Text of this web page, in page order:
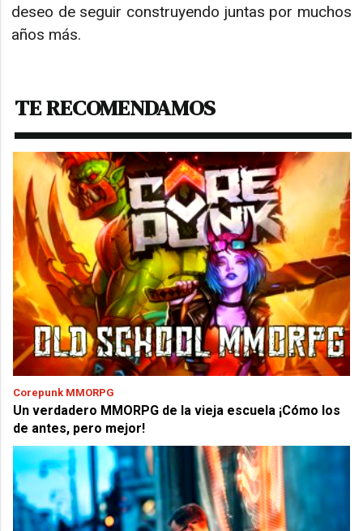
deseo de seguir construyendo juntas por muchos
años más.
TE RECOMENDAMOS
Corepunk MMORPG
Un verdadero MMORPG de la vieja escuela ¡Cómo los
de antes, pero mejor!